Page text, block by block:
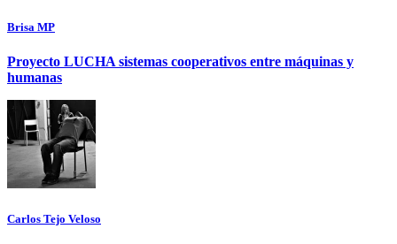
Brisa MP
Proyecto LUCHA sistemas cooperativos entre máquinas y
humanas
Carlos Tejo Veloso